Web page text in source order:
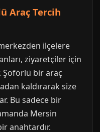
Araç Tercih
ilçelere
ziyaretçiler için
Şoförlü bir araç
kaldırarak size
Bu sadece bir
Mersin
anahtardır.